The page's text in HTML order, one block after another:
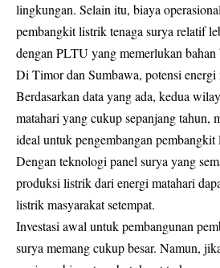
lingkungan. Selain itu, biaya
pembangkit listrik tenaga surya relatif
dengan PLTU yang memerlukan bahan
Di Timor dan Sumbawa, potensi energi
Berdasarkan data yang ada, kedua
matahari yang cukup sepanjang tahun,
ideal untuk pengembangan pembangkit
Dengan teknologi panel surya yang
produksi listrik dari energi matahari
listrik masyarakat setempat.
Investasi awal untuk pembangunan
surya memang cukup besar. Namun,